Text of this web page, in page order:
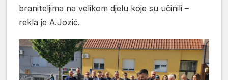
braniteljima na velikom djelu koje su učinili –
rekla je A.Jozić.